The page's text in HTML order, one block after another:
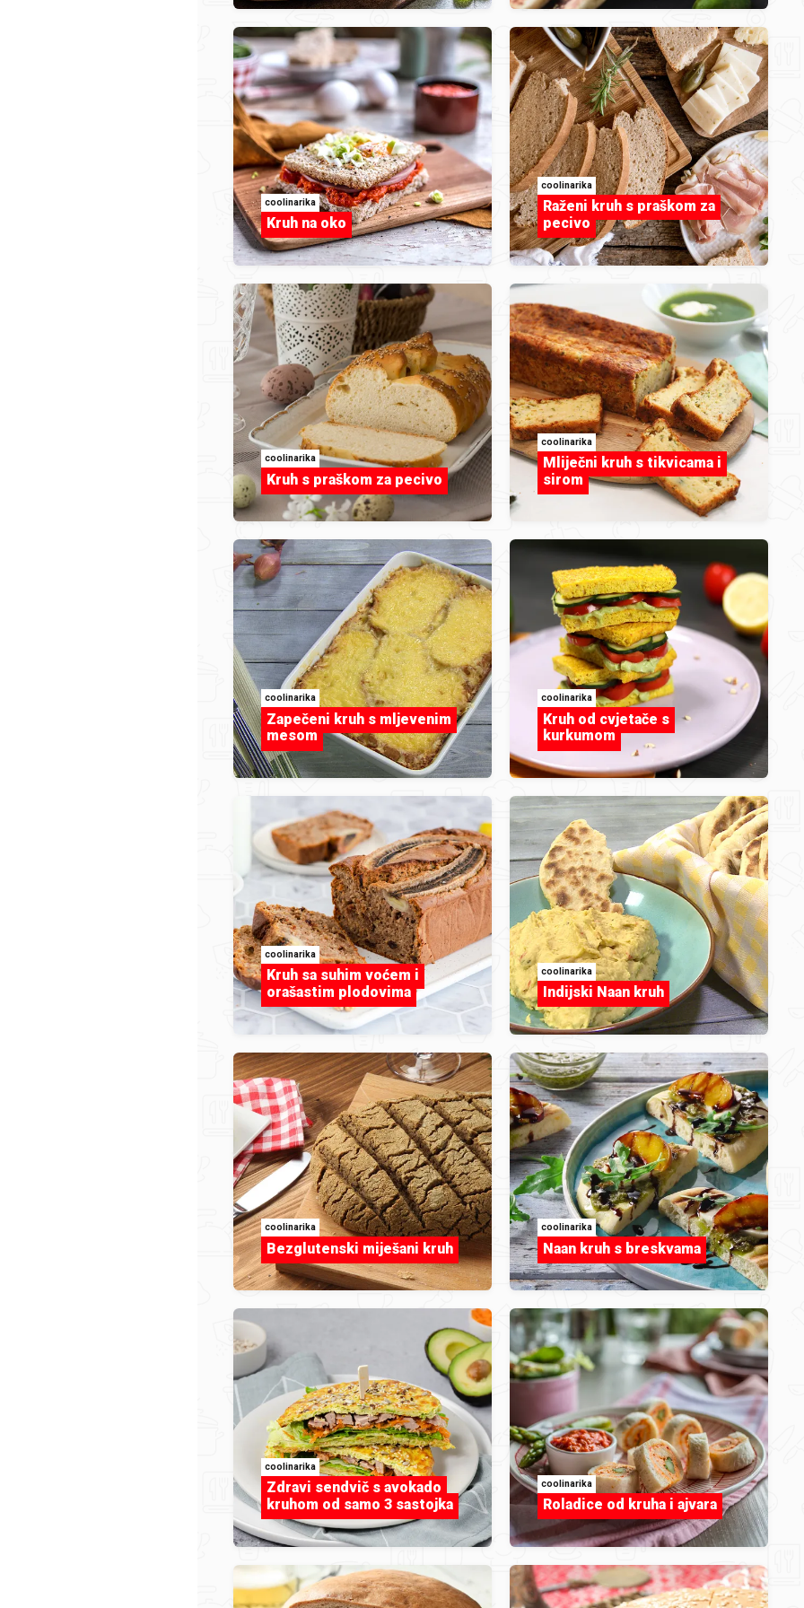
INSPIRACIJA
Pelate
INSPIRACIJA
Pelat
INSPIRACIJA
Ribe plodovi mora
INSPIRACIJA
Plodovi mora riba
INSPIRACIJA
Ribe i plodovi mora Riba i plodovi mora
coolinarika
Kruh na oko
coolinarika
Raženi kruh s praškom za
pecivo
coolinarika
Kruh s praškom za pecivo
coolinarika
Mliječni kruh s tikvicama i
sirom
coolinarika
Zapečeni kruh s mljevenim
mesom
coolinarika
Kruh od cvjetače s
kurkumom
coolinarika
Kruh sa suhim voćem i
orašastim plodovima
coolinarika
Indijski Naan kruh
coolinarika
Bezglutenski miješani kruh
coolinarika
Naan kruh s breskvama
coolinarika
Zdravi sendvič s avokado
kruhom od samo 3 sastojka
coolinarika
Roladice od kruha i ajvara